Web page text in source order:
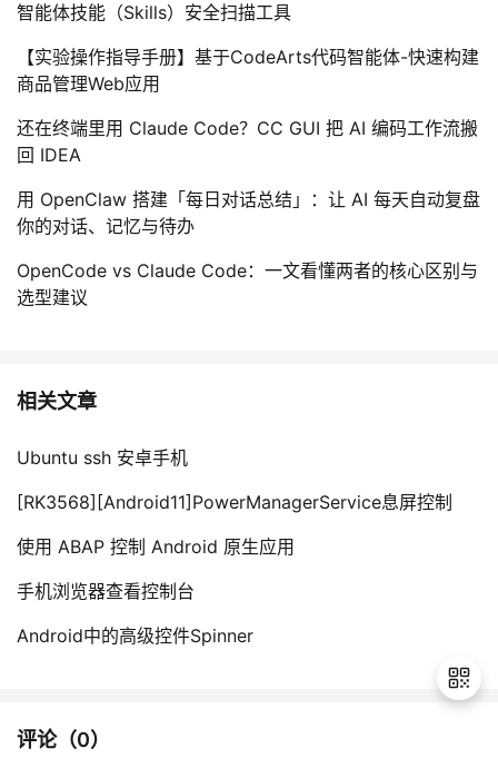
智能体技能（Skills）安全扫描工具
【实验操作指导手册】基于CodeArts代码智能体-快速构建
商品管理Web应用
还在终端里用 Claude Code？CC GUI 把 AI 编码工作流搬
回 IDEA
用 OpenClaw 搭建「每日对话总结」：让 AI 每天自动复盘
你的对话、记忆与待办
OpenCode vs Claude Code：一文看懂两者的核心区别与
选型建议
相关文章
Ubuntu ssh 安卓手机
[RK3568][Android11]PowerManagerService息屏控制
使用 ABAP 控制 Android 原生应用
手机浏览器查看控制台
Android中的高级控件Spinner
评论（0）